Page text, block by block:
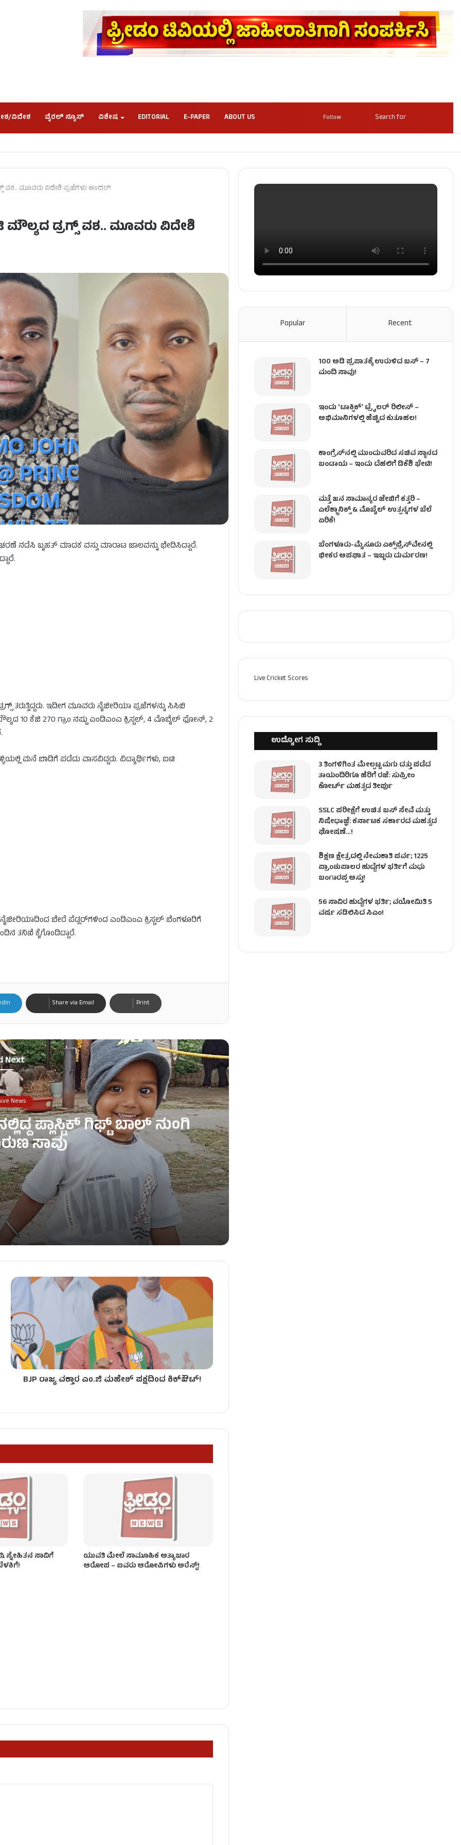
ವಿದೇಶ ವೈರಲ್ ನ್ಯೂಸ್ ವಿಶೇಷ EDITORIAL E-PAPER ABOUT US Follow
ವಶ.. ಮೂವರು ವಿದೇಶಿ ಪ್ರಜೆಗಳು ಅಂದರ್!
ಮೌಲ್ಯದ ಡ್ರಗ್ಸ್‌ ವಶ.. ಮೂವರು ವಿದೇಶಿ
ನಡೆಸಿ ಬೃಹತ್ ಮಾದಕ ವಸ್ತು ಮಾರಾಟ ಜಾಲವನ್ನು ಭೇದಿಸಿದ್ದಾರೆ.
ತರುತ್ತಿದ್ದರು. ಇದೀಗ ಮೂವರು ನೈಜೀರಿಯಾ ಪ್ರಜೆಗಳನ್ನು ಸಿಸಿಬಿ
10 ಕೆಜಿ 270 ಗ್ರಾಂ ನಷ್ಟು ಎಂಡಿಎಂಎ ಕ್ರಿಸ್ಟಲ್‌, 4 ಮೊಬೈಲ್‌ ಫೋನ್‌, 2
ಮನೆ ಬಾಡಿಗೆ ಪಡೆದು ವಾಸವಿದ್ದರು. ವಿದ್ಯಾರ್ಥಿಗಳು, ಐಟಿ
ಬೇರೆ ಪೆಡ್ಲರ್‌ಗಳಿಂದ ಎಂಡಿಎಂಎ ಕ್ರಿಸ್ಟಲ್ ಬೆಂಗಳೂರಿಗೆ
ತನಿಖೆ ಕೈಗೊಂಡಿದ್ದಾರೆ.
Share via Email Print
Next
News
ಪ್ಲಾಸ್ಟಿಕ್ ಗಿಫ್ಟ್ ಬಾಲ್ ನುಂಗಿ
ಸಾವು
ಬಾಲಕ ದಾರುಣ ಸಾವು
ಅರೆಸ್ಟ್!BJP ರಾಜ್ಯ ವಕ್ತಾರ ಎಂ.ಜಿ ಮಹೇಶ್ ಪಕ್ಷದಿಂದ ಕಿಕ್‌ಔಟ್!
ಸ್ನೇಹಿತನ ಸಾವಿಗೆ
ಯುವತಿ ಮೇಲೆ ಸಾಮೂಹಿಕ ಅತ್ಯಾಚಾರ
ಆರೋಪ – ಐವರು ಆರೋಪಿಗಳು ಅರೆಸ್ಟ್!
Popular Recent
100 ಅಡಿ ಪ್ರಪಾತಕ್ಕೆ ಉರುಳಿದ ಬಸ್‌ – 7
ಮಂದಿ ಸಾವು!
ಇಂದು ʻಟಾಕ್ಸಿಕ್ʼ ಟ್ರೈಲರ್ ರಿಲೀಸ್‌ –
ಅಭಿಮಾನಿಗಳಲ್ಲಿ ಹೆಚ್ಚಿದ ಕುತೂಹಲ!
ಕಾಂಗ್ರೆಸ್​ನಲ್ಲಿ ಮುಂದುವರಿದ ಸಚಿವ ಸ್ಥಾನದ
ಬಂಡಾಯ – ಇಂದು ದೆಹಲಿಗೆ ಡಿಕೆಶಿ ಭೇಟಿ!
ಮತ್ತೆ ಜನ ಸಾಮಾನ್ಯರ ಜೇಬಿಗೆ ಕತ್ತರಿ –
ಎಲೆಕ್ಟ್ರಾನಿಕ್ಸ್ & ಮೊಬೈಲ್ ಉತ್ಪನ್ನಗಳ ಬೆಲೆ
ಏರಿಕೆ!
ಬೆಂಗಳೂರು-ಮೈಸೂರು ಎಕ್ಸ್‌ಪ್ರೆಸ್‌ವೇನಲ್ಲಿ
ಭೀಕರ ಅಪಘಾತ – ಇಬ್ಬರು ದುರ್ಮರಣ!
Live Cricket Scores
ಉದ್ಯೋಗ ಸುದ್ದಿ
3 ತಿಂಗಳಿಗಿಂತ ಮೇಲ್ಪಟ್ಟ ಮಗು ದತ್ತು ಪಡೆದ
ತಾಯಂದಿರಿಗೂ ಹೆರಿಗೆ ರಜೆ: ಸುಪ್ರೀಂ
ಕೋರ್ಟ್ ಮಹತ್ವದ ತೀರ್ಪು
SSLC ಪರೀಕ್ಷೆಗೆ ಉಚಿತ ಬಸ್ ಸೇವೆ ಮತ್ತು
ನಿಷೇಧಾಜ್ಞೆ: ಕರ್ನಾಟಕ ಸರ್ಕಾರದ ಮಹತ್ವದ
ಘೋಷಣೆ…!
ಶಿಕ್ಷಣ ಕ್ಷೇತ್ರದಲ್ಲಿ ನೇಮಕಾತಿ ಪರ್ವ; 1225
ಪ್ರಾಂಶುಪಾಲರ ಹುದ್ದೆಗಳ ಭರ್ತಿಗೆ ಮಧು
ಬಂಗಾರಪ್ಪ ಅಸ್ತು!
56 ಸಾವಿರ ಹುದ್ದೆಗಳ ಭರ್ತಿ; ವಯೋಮಿತಿ 5
ವರ್ಷ ಸಡಿಲಿಸಿದ ಸಿಎಂ!